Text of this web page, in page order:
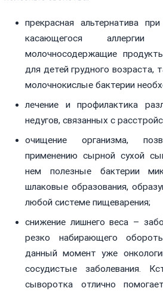
прекрасная альтернатива
касающегося
молочносодержащие
для детей грудного возраста,
молочнокислые бактерии
лечение и профилактика
недугов, связанных с
очищение организма,
применению сырной сухой
нем полезные бактерии
шлаковые образования,
любой системе пищеварения;
снижение лишнего веса –
резко набирающего
данный момент уже
сосудистые заболевания.
сыворотка отлично